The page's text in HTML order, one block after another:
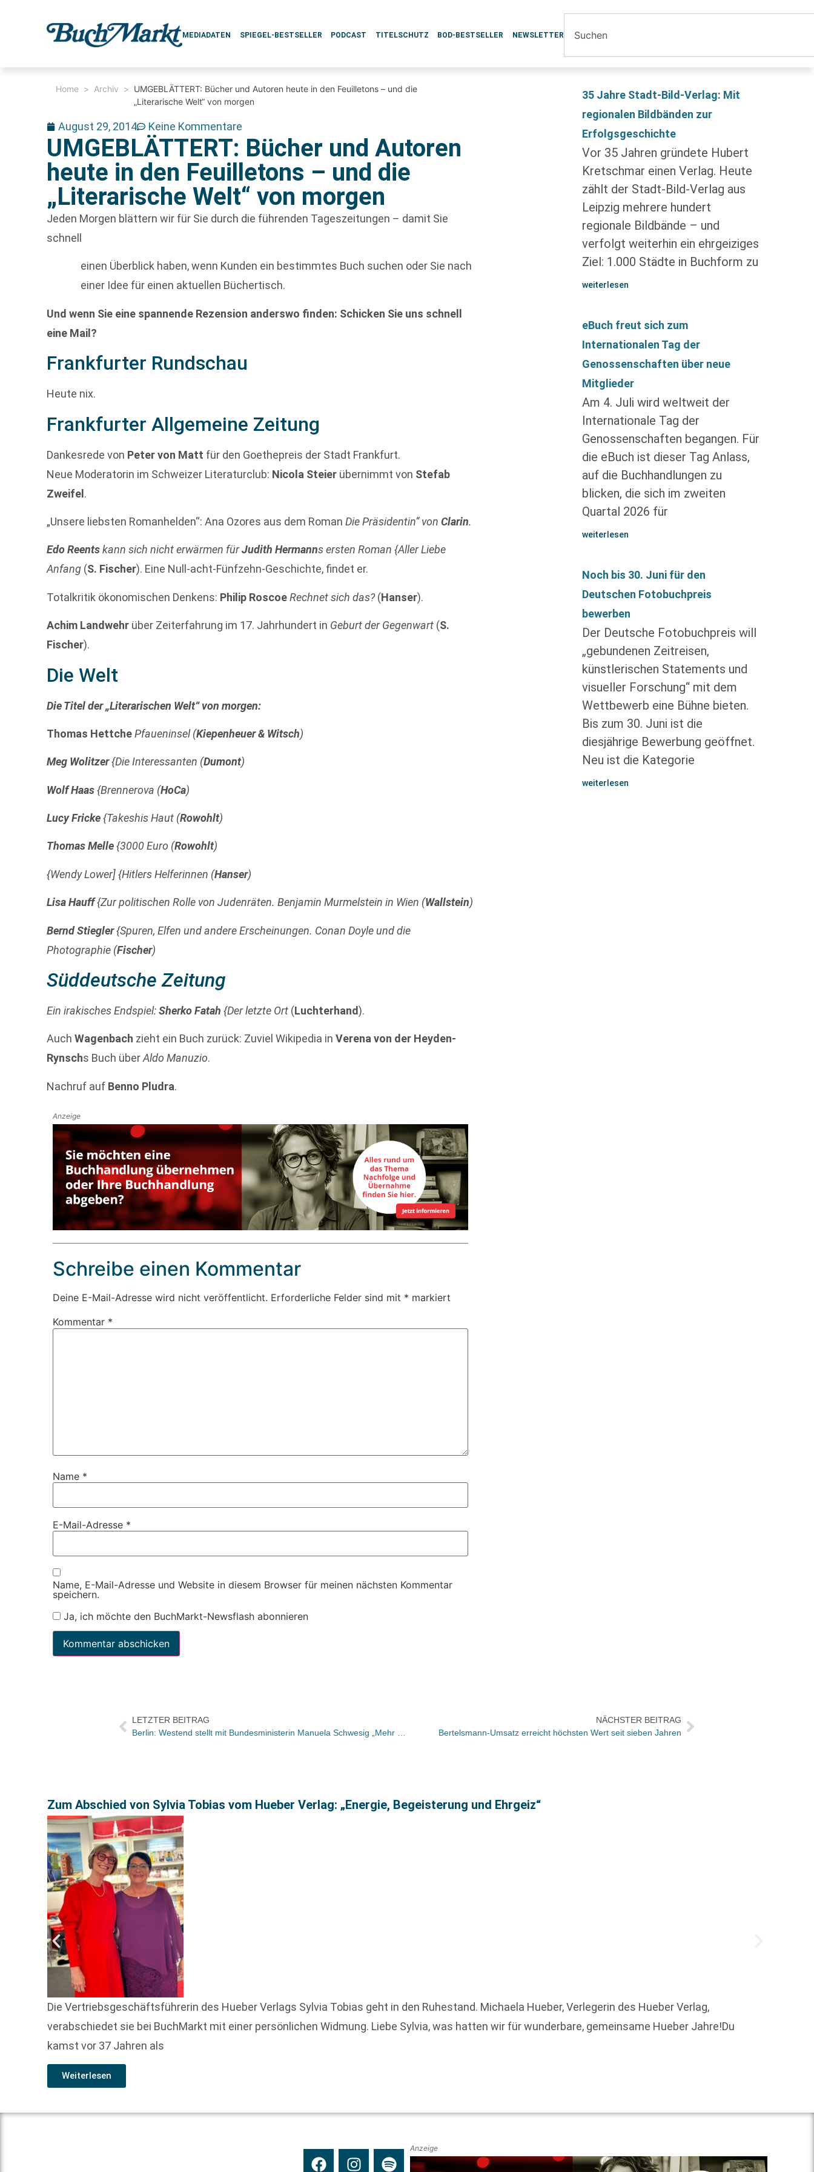
MEDIADATEN SPIEGEL-BESTSELLER PODCAST TITELSCHUTZ BOD-BESTSELLER NEWSLETTER
Home > Archiv > UMGEBLÄTTERT: Bücher und Autoren heute in den Feuilletons – und die
„Literarische Welt“ von morgen
August 29, 2014 Keine Kommentare
UMGEBLÄTTERT: Bücher und Autoren
heute in den Feuilletons – und die
„Literarische Welt“ von morgen
Jeden Morgen blättern wir für Sie durch die führenden Tageszeitungen – damit Sie
schnell
einen Überblick haben, wenn Kunden ein bestimmtes Buch suchen oder Sie nach
einer Idee für einen aktuellen Büchertisch.
Und wenn Sie eine spannende Rezension anderswo finden: Schicken Sie uns schnell
eine Mail?
Frankfurter Rundschau
Heute nix.
Frankfurter Allgemeine Zeitung
Dankesrede von Peter von Matt für den Goethepreis der Stadt Frankfurt.
Neue Moderatorin im Schweizer Literaturclub: Nicola Steier übernimmt von Stefab
Zweifel.
„Unsere liebsten Romanhelden“: Ana Ozores aus dem RomanDie Präsidentin“ vonClarin.
Edo Reentskann sich nicht erwärmen fürJudith Hermanns ersten Roman {Aller Liebe
Anfang (S. Fischer). Eine Null-acht-Fünfzehn-Geschichte, findet er.
Totalkritik ökonomischen Denkens: Philip Roscoe Rechnet sich das?(Hanser).
Achim Landwehr über Zeiterfahrung im 17. Jahrhundert in Geburt der Gegenwart (S.
Fischer).
Die Welt
Die Titel der „Literarischen Welt“ von morgen:
Thomas Hettche Pfaueninsel (Kiepenheuer & Witsch)
Meg Wolitzer{Die Interessanten (Dumont)
Wolf Haas{Brennerova (HoCa)
Lucy Fricke{Takeshis Haut (Rowohlt)
Thomas Melle{3000 Euro (Rowohlt)
{Wendy Lower] {Hitlers Helferinnen (Hanser)
Lisa Hauff{Zur politischen Rolle von Judenräten. Benjamin Murmelstein in Wien (Wallstein)
Bernd Stiegler{Spuren, Elfen und andere Erscheinungen. Conan Doyle und die
Photographie (Fischer)
Süddeutsche Zeitung
Ein irakisches Endspiel:Sherko Fatah {Der letzte Ort (Luchterhand).
AuchWagenbach zieht ein Buch zurück: Zuviel Wikipedia inVerena von der Heyden-
Rynschs Buch überAldo Manuzio.
Nachruf auf Benno Pludra.
Anzeige
Schreibe einen Kommentar
Deine E-Mail-Adresse wird nicht veröffentlicht. Erforderliche Felder sind mit * markiert
Kommentar *
Name *
E-Mail-Adresse *
Name, E-Mail-Adresse und Website in diesem Browser für meinen nächsten Kommentar
speichern.
Ja, ich möchte den BuchMarkt-Newsflash abonnieren
35 Jahre Stadt-Bild-Verlag: Mit
regionalen Bildbänden zur
Erfolgsgeschichte
Vor 35 Jahren gründete Hubert
Kretschmar einen Verlag. Heute
zählt der Stadt-Bild-Verlag aus
Leipzig mehrere hundert
regionale Bildbände – und
verfolgt weiterhin ein ehrgeiziges
Ziel: 1.000 Städte in Buchform zu
weiterlesen
eBuch freut sich zum
Internationalen Tag der
Genossenschaften über neue
Mitglieder
Am 4. Juli wird weltweit der
Internationale Tag der
Genossenschaften begangen. Für
die eBuch ist dieser Tag Anlass,
auf die Buchhandlungen zu
blicken, die sich im zweiten
Quartal 2026 für
weiterlesen
Noch bis 30. Juni für den
Deutschen Fotobuchpreis
bewerben
Der Deutsche Fotobuchpreis will
„gebundenen Zeitreisen,
künstlerischen Statements und
visueller Forschung“ mit dem
Wettbewerb eine Bühne bieten.
Bis zum 30. Juni ist die
diesjährige Bewerbung geöffnet.
Neu ist die Kategorie
weiterlesen
LETZTER BEITRAG
NÄCHSTER BEITRAG
Bertelsmann-Umsatz erreicht höchsten Wert seit sieben Jahren
Zum Abschied von Sylvia Tobias vom Hueber Verlag: „Energie, Begeisterung und Ehrgeiz“
Die Vertriebsgeschäftsführerin des Hueber Verlags Sylvia Tobias geht in den Ruhestand. Michaela Hueber, Verlegerin des Hueber Verlag,
verabschiedet sie bei BuchMarkt mit einer persönlichen Widmung. Liebe Sylvia, was hatten wir für wunderbare, gemeinsame Hueber Jahre!Du
kamst vor 37 Jahren als
Weiterlesen
Anzeige